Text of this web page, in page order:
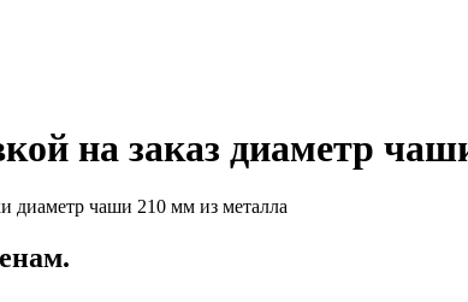
на заказ диаметр
диаметр чаши 210 мм из металла